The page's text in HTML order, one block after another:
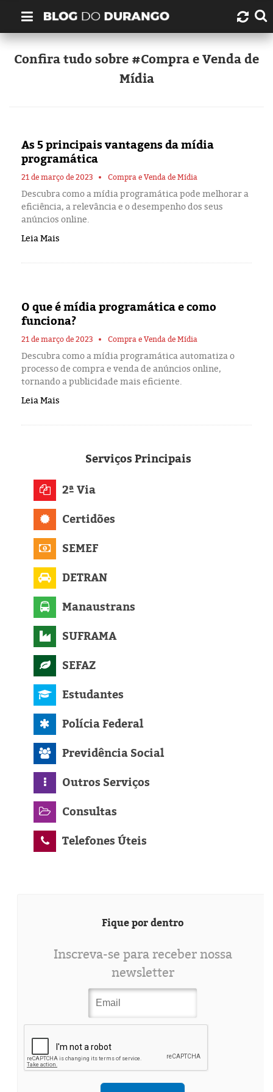
Quem é Durango Duarte?
Links úteis
Artigos
Amazonas
Manaus
Pesquisas
Política
Livros
Confira tudo sobre #Compra e Venda de
Mídia
As 5 principais vantagens da mídia
programática
21 de março de 2023 Compra e Venda de Mídia
Descubra como a mídia programática pode melhorar a
eficiência, a relevância e o desempenho dos seus
anúncios online.
Leia Mais
O que é mídia programática e como
funciona?
21 de março de 2023 Compra e Venda de Mídia
Descubra como a mídia programática automatiza o
processo de compra e venda de anúncios online,
tornando a publicidade mais eficiente.
Leia Mais
ServiçosPrincipais
2ª Via
Certidões
SEMEF
DETRAN
Manaustrans
SUFRAMA
SEFAZ
Estudantes
Polícia Federal
Previdência Social
Outros Serviços
Consultas
Telefones Úteis
Fique por dentro
Inscreva-se para receber nossa
newsletter